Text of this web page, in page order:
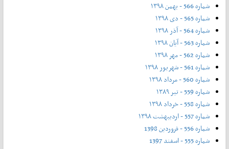
شماره 566 - بهمن ۱۳۹۸
شماره 565 - دی ۱۳۹۸
شماره 564 - آذر ۱۳۹۸
شماره 563 - آیان ۱۳۹۸
شماره 562 - مهر ۱۳۹۸
شماره 561 - شهریور ۱۳۹۸
شماره 560 - مرداد ۱۳۹۸
شماره 559 - تیر ۱۳۸۹
شماره 558 - خرداد ۱۳۹۸
شماره 557 - اردیبهشت ۱۳۹۸
شماره 556 - فروردین 1398
شماره 555 - اسفند 1397